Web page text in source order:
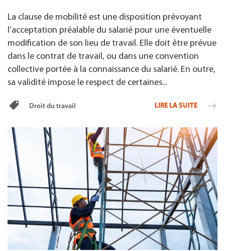
La clause de mobilité est une disposition prévoyant
l’acceptation préalable du salarié pour une éventuelle
modification de son lieu de travail. Elle doit être prévue
dans le contrat de travail, ou dans une convention
collective portée à la connaissance du salarié. En outre,
sa validité impose le respect de certaines...
Droit du travail LIRE LA SUITE